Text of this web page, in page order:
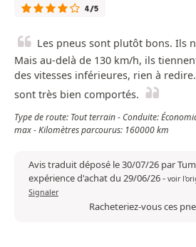
4/5
Les pneus sont plutôt bons. Ils
Mais au-delà de 130 km/h, ils
des vitesses inférieures, rien à
sont très bien comportés.
Type de route: Tout terrain - Conduite:
max - Kilomètres parcourus: 160000 km
Avis traduit déposé le 30/07/26 par
expérience d'achat du 29/06/26- voir
Signaler
Racheteriez-vous ces